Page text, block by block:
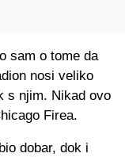
sam o tome da
nosi veliko
s njim. Nikad ovo
Firea.
dobar, dok i